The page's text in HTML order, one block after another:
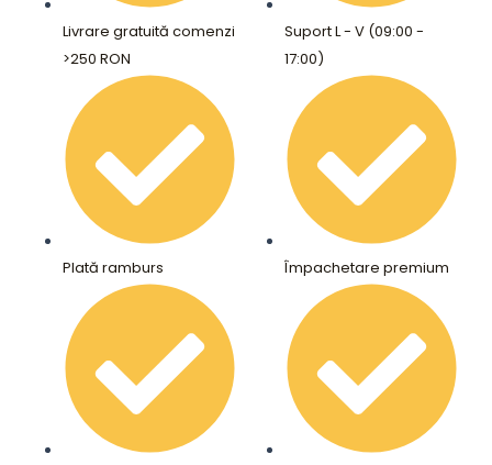
Livrare gratuită comenzi
>250 RON
Plată ramburs
Suport L - V (09:00 -
17:00)
Împachetare premium